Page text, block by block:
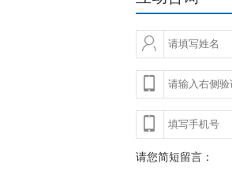
请您简短留言：